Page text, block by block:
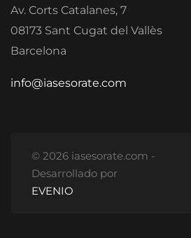
Av. Corts Catalanes, 7
08173 Sant Cugat del Vallès
Barcelona
info@iasesorate.com
© 2026 iasesorate.com -
Desarrollado por
EVENIO